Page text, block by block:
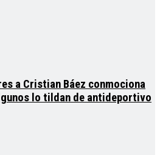
a Cristian Báez conmociona
lo tildan de antideportivo